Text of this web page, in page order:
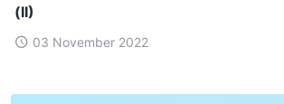
(II)
03 November 2022